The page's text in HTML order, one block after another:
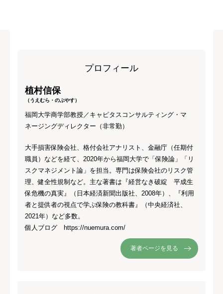
プロフィール
植村信保
（うえむら・のぶやす）
福岡大学商学部教授／キャピタスコンサルティング・マ
ネージングディレクター（非常勤）
大手損害保険会社、格付会社アナリスト、金融庁（任期付
職員）などを経て、2020年から福岡大学で「保険論」「リ
スクマネジメント論」を担当。専門は保険会社のリスク管
理、健全性規制など。主な著書は『経営なき破綻 平成生
保危機の真実』（日本経済新聞出版社、2008年）、『利用
者と提供者の視点で学ぶ保険の教科書』（中央経済社、
2021年）など多数。
個人ブログ https://nuemura.com/
著者ページを見る